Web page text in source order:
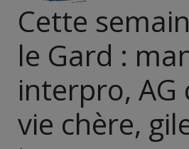
Cette
le Gard :
interpro, AG
vie chère,